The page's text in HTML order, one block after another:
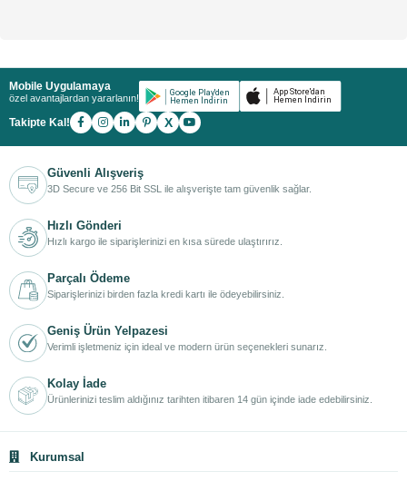
Mobile Uygulamaya
özel avantajlardan yararlanın!
Takipte Kal! X
Güvenli Alışveriş
3D Secure ve 256 Bit SSL ile alışverişte tam güvenlik sağlar.
Hızlı Gönderi
Hızlı kargo ile siparişlerinizi en kısa sürede ulaştırırız.
Parçalı Ödeme
Siparişlerinizi birden fazla kredi kartı ile ödeyebilirsiniz.
Geniş Ürün Yelpazesi
Verimli işletmeniz için ideal ve modern ürün seçenekleri sunarız.
Kolay İade
Ürünlerinizi teslim aldığınız tarihten itibaren 14 gün içinde iade edebilirsiniz.
Kurumsal